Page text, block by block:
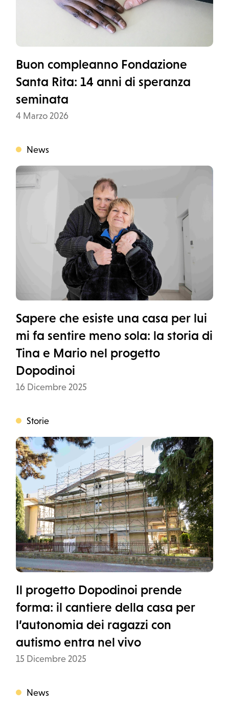
Buon compleanno Fondazione
Santa Rita: 14 anni di speranza
seminata
Data
4 Marzo 2026
Categoria
News
Sapere che esiste una casa per lui
mi fa sentire meno sola: la storia di
Tina e Mario nel progetto
Dopodinoi
Data
16 Dicembre 2025
Categoria
Storie
Il progetto Dopodinoi prende
forma: il cantiere della casa per
l’autonomia dei ragazzi con
autismo entra nel vivo
Data
15 Dicembre 2025
Categoria
News